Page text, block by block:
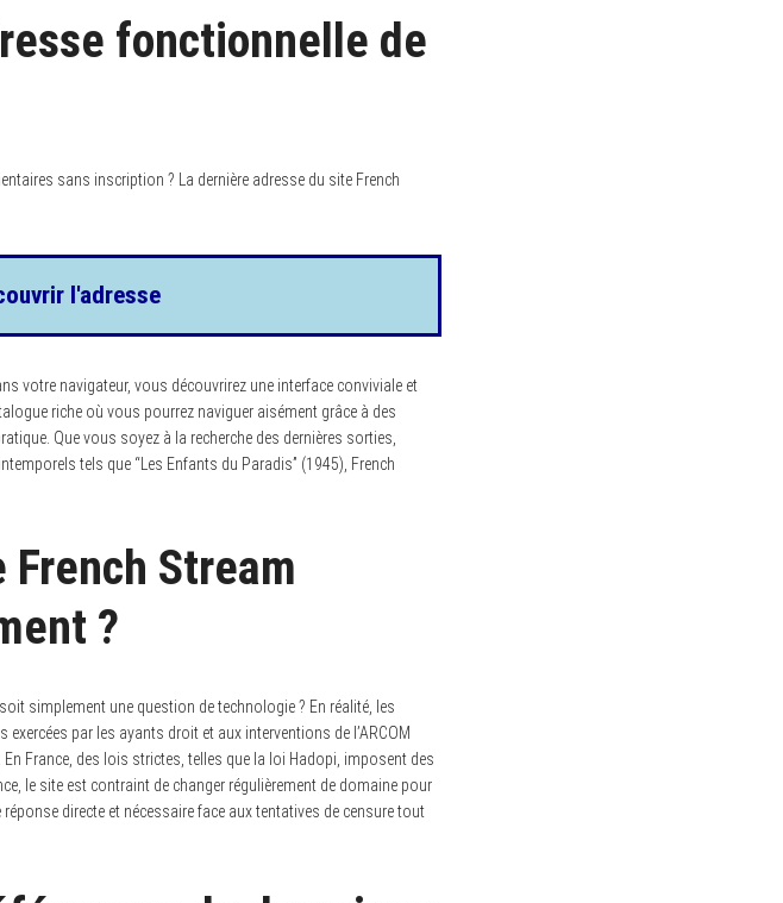
fonctionnelle de
sans inscription ? La dernière adresse du site French
l'adresse
votre navigateur, vous découvrirez une interface conviviale et
riche où vous pourrez naviguer aisément grâce à des
Que vous soyez à la recherche des dernières sorties,
tels que “Les Enfants du Paradis” (1945), French
Stream
?
simplement une question de technologie ? En réalité, les
par les ayants droit et aux interventions de l’ARCOM
France, des lois strictes, telles que la loi Hadopi, imposent des
le site est contraint de changer régulièrement de domaine pour
directe et nécessaire face aux tentatives de censure tout